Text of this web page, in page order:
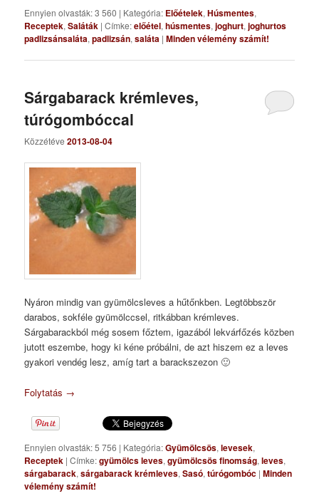
Ennyien olvasták: 3 560 | Kategória: Előételek,Húsmentes,
Receptek,Saláták |Címke:előétel,húsmentes,joghurt,joghurtos
padlizsánsaláta,padlizsán,saláta |Minden vélemény számít!
Sárgabarack krémleves,
túrógombóccal
Közzétéve2013-08-04
Nyáron mindig van gyümölcsleves a hűtőnkben. Legtöbbször
darabos, sokféle gyümölccsel, ritkábban krémleves.
Sárgabarackból még sosem főztem, igazából lekvárfőzés közben
jutott eszembe, hogy ki kéne próbálni, de azt hiszem ez a leves
gyakori vendég lesz, amíg tart a barackszezon 🙂
Folytatás →
Ennyien olvasták: 5 756 | Kategória:Gyümölcsös,levesek,
Receptek |Címke:gyümölcs leves,gyümölcsös finomság,leves,
sárgabarack,sárgabarack krémleves,Sasó,túrógombóc |Minden
vélemény számít!